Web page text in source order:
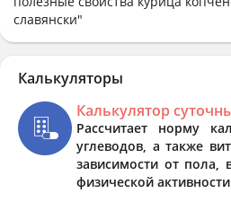
славянски"
Калькуляторы
Калькулятор
Рассчитает норму
углеводов, а также
зависимости от пола,
физической